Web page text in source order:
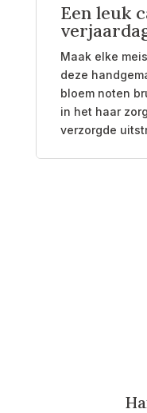
Een leuk
Maak elke
deze
bloem noten
in het haar
verzorgde